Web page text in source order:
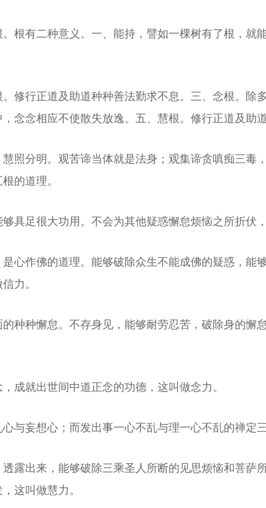
根有二种意义。一、能持，譬如一棵树有了根，就
修行正道及助道种种善法勤求不息。三、念根。除
念念相应不使散失放逸。五、慧根。修行正道及助
照分明。观苦谛当体就是法身；观集谛贪嗔痴三毒
的道理。
具足很大功用。不会为其他疑惑懈怠烦恼之所折伏
心作佛的道理。能够破除众生不能成佛的疑惑，能
力。
种种懈怠。不存身见，能够耐劳忍苦，破除身的懈
成就出世间中道正念的功德，这叫做念力。
与妄想心；而发出事一心不乱与理一心不乱的禅定
露出来，能够破除三乘圣人所断的见思烦恼和菩萨
这叫做慧力。